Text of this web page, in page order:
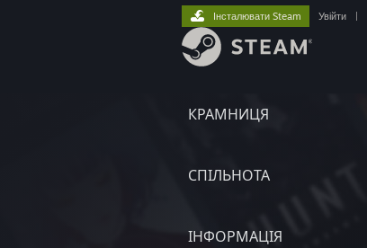
КРАМНИЦЯ
СПІЛЬНОТА
ІНФОРМАЦІЯ
Інсталювати Steam Увійти